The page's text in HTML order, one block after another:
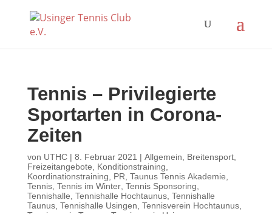
Tennis – Privilegierte
Sportarten in Corona-
Zeiten
von UTHC| 8. Februar 2021 | Allgemein Breitensport,
Freizeitangebote
Konditionstraining
Koordinationstraining
PR Taunus Tennis Akademie
Tennis, Tennis im Winter, Tennis Sponsoring
Tennishalle Tennishalle Hochtaunus, Tennishalle
Taunus, Tennishalle Usingen Tennisverein Hochtaunus,